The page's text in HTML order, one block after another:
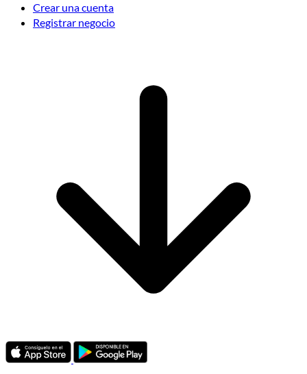
Crear una cuenta
Registrar negocio